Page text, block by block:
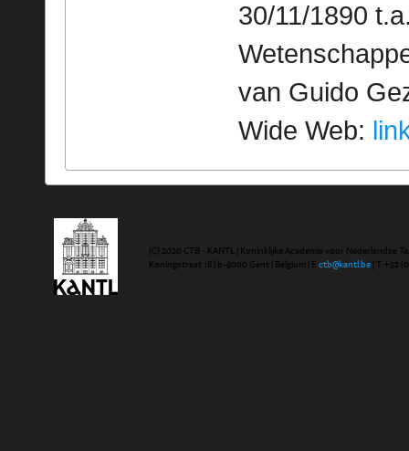
30/11/1890
van Guido
Wide Web:
(C) 2020 CTB - KANTL | Koninklijke Academie voor Nederlandse
Koningstraat 18 | b-9000 Gent | Belgium | E ctb@kantl.be | T +32